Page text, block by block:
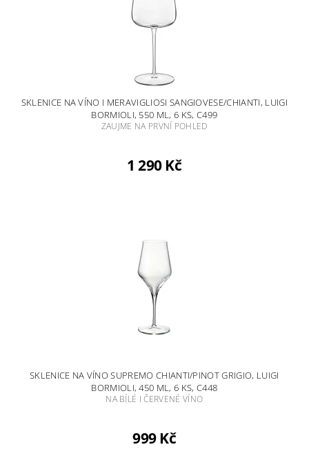
SKLENICE NA VÍNO I MERAVIGLIOSI SANGIOVESE/CHIANTI, LUIGI
BORMIOLI, 550 ML, 6 KS, C499
ZAUJME NA PRVNÍ POHLED
1 290 Kč
SKLENICE NA VÍNO SUPREMO CHIANTI/PINOT GRIGIO, LUIGI
BORMIOLI, 450 ML, 6 KS, C448
NA BÍLÉ I ČERVENÉ VÍNO
999 Kč